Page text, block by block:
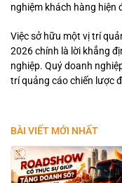
nghiệm khách hàng hiện
Việc sở hữu một vị trí
2026 chính là lời khẳng
nghiệp. Quý doanh
trí quảng cáo chiến lược
BÀI VIẾT MỚI NHẤT